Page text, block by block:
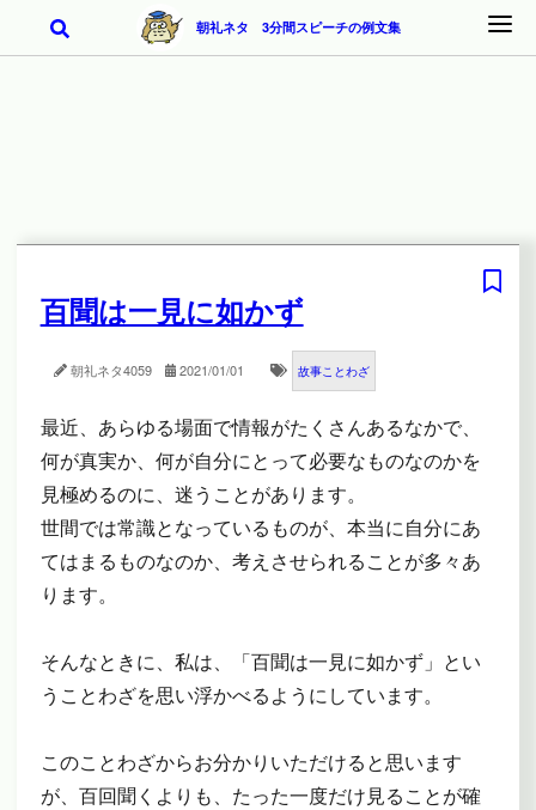
朝礼ネタ 3分間スピーチの例文集
百聞は一見に如かず
朝礼ネタ4059 2021/01/01 故事ことわざ
最近、あらゆる場面で情報がたくさんあるなかで、
何が真実か、何が自分にとって必要なものなのかを
見極めるのに、迷うことがあります。
世間では常識となっているものが、本当に自分にあ
てはまるものなのか、考えさせられることが多々あ
ります。
そんなときに、私は、「百聞は一見に如かず」とい
うことわざを思い浮かべるようにしています。
このことわざからお分かりいただけると思います
が、百回聞くよりも、たった一度だけ見ることが確